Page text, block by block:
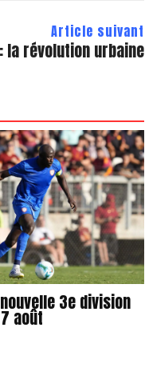
Article suivant
la révolution urbaine
3e division
août